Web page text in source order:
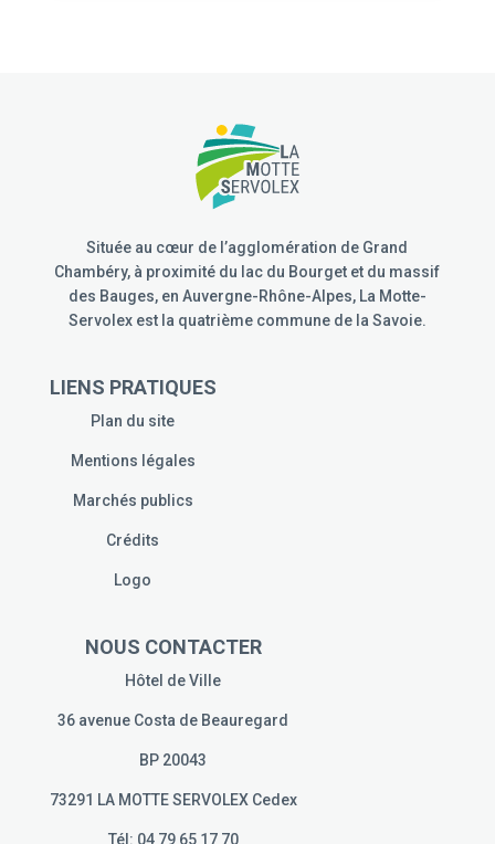
Située au cœur de l’agglomération de Grand
Chambéry, à proximité du lac du Bourget et du massif
des Bauges, en Auvergne-Rhône-Alpes, La Motte-
Servolex est la quatrième commune de la Savoie.
LIENS PRATIQUES
Plan du site
Mentions légales
Marchés publics
Crédits
Logo
NOUS CONTACTER
Hôtel de Ville
36 avenue Costa de Beauregard
BP 20043
73291 LA MOTTE SERVOLEX Cedex
Tél: 04 79 65 17 70